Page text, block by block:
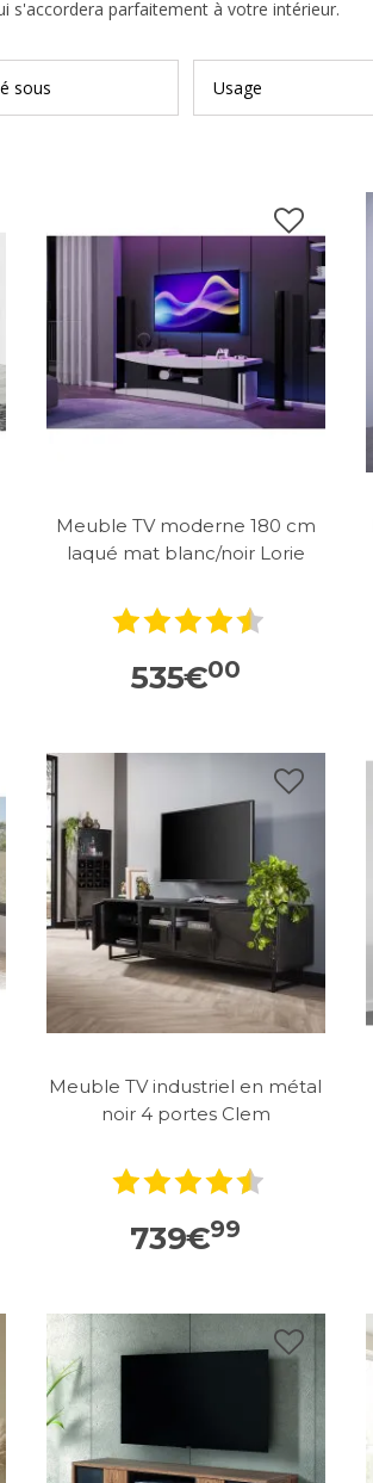
s'accordera parfaitement à votre intérieur.
sous Usage
Meuble TV moderne 180 cm
laqué mat blanc/noir Lorie
535€00
Meuble TV industriel en métal
noir 4 portes Clem
739€99